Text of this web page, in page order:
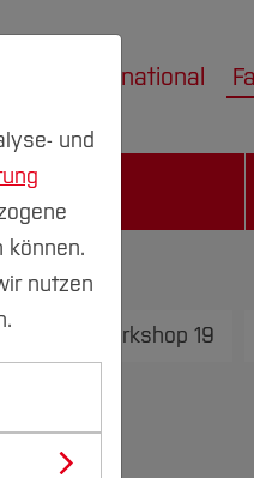
International
18 Workshop 19
und
können.
nutzen